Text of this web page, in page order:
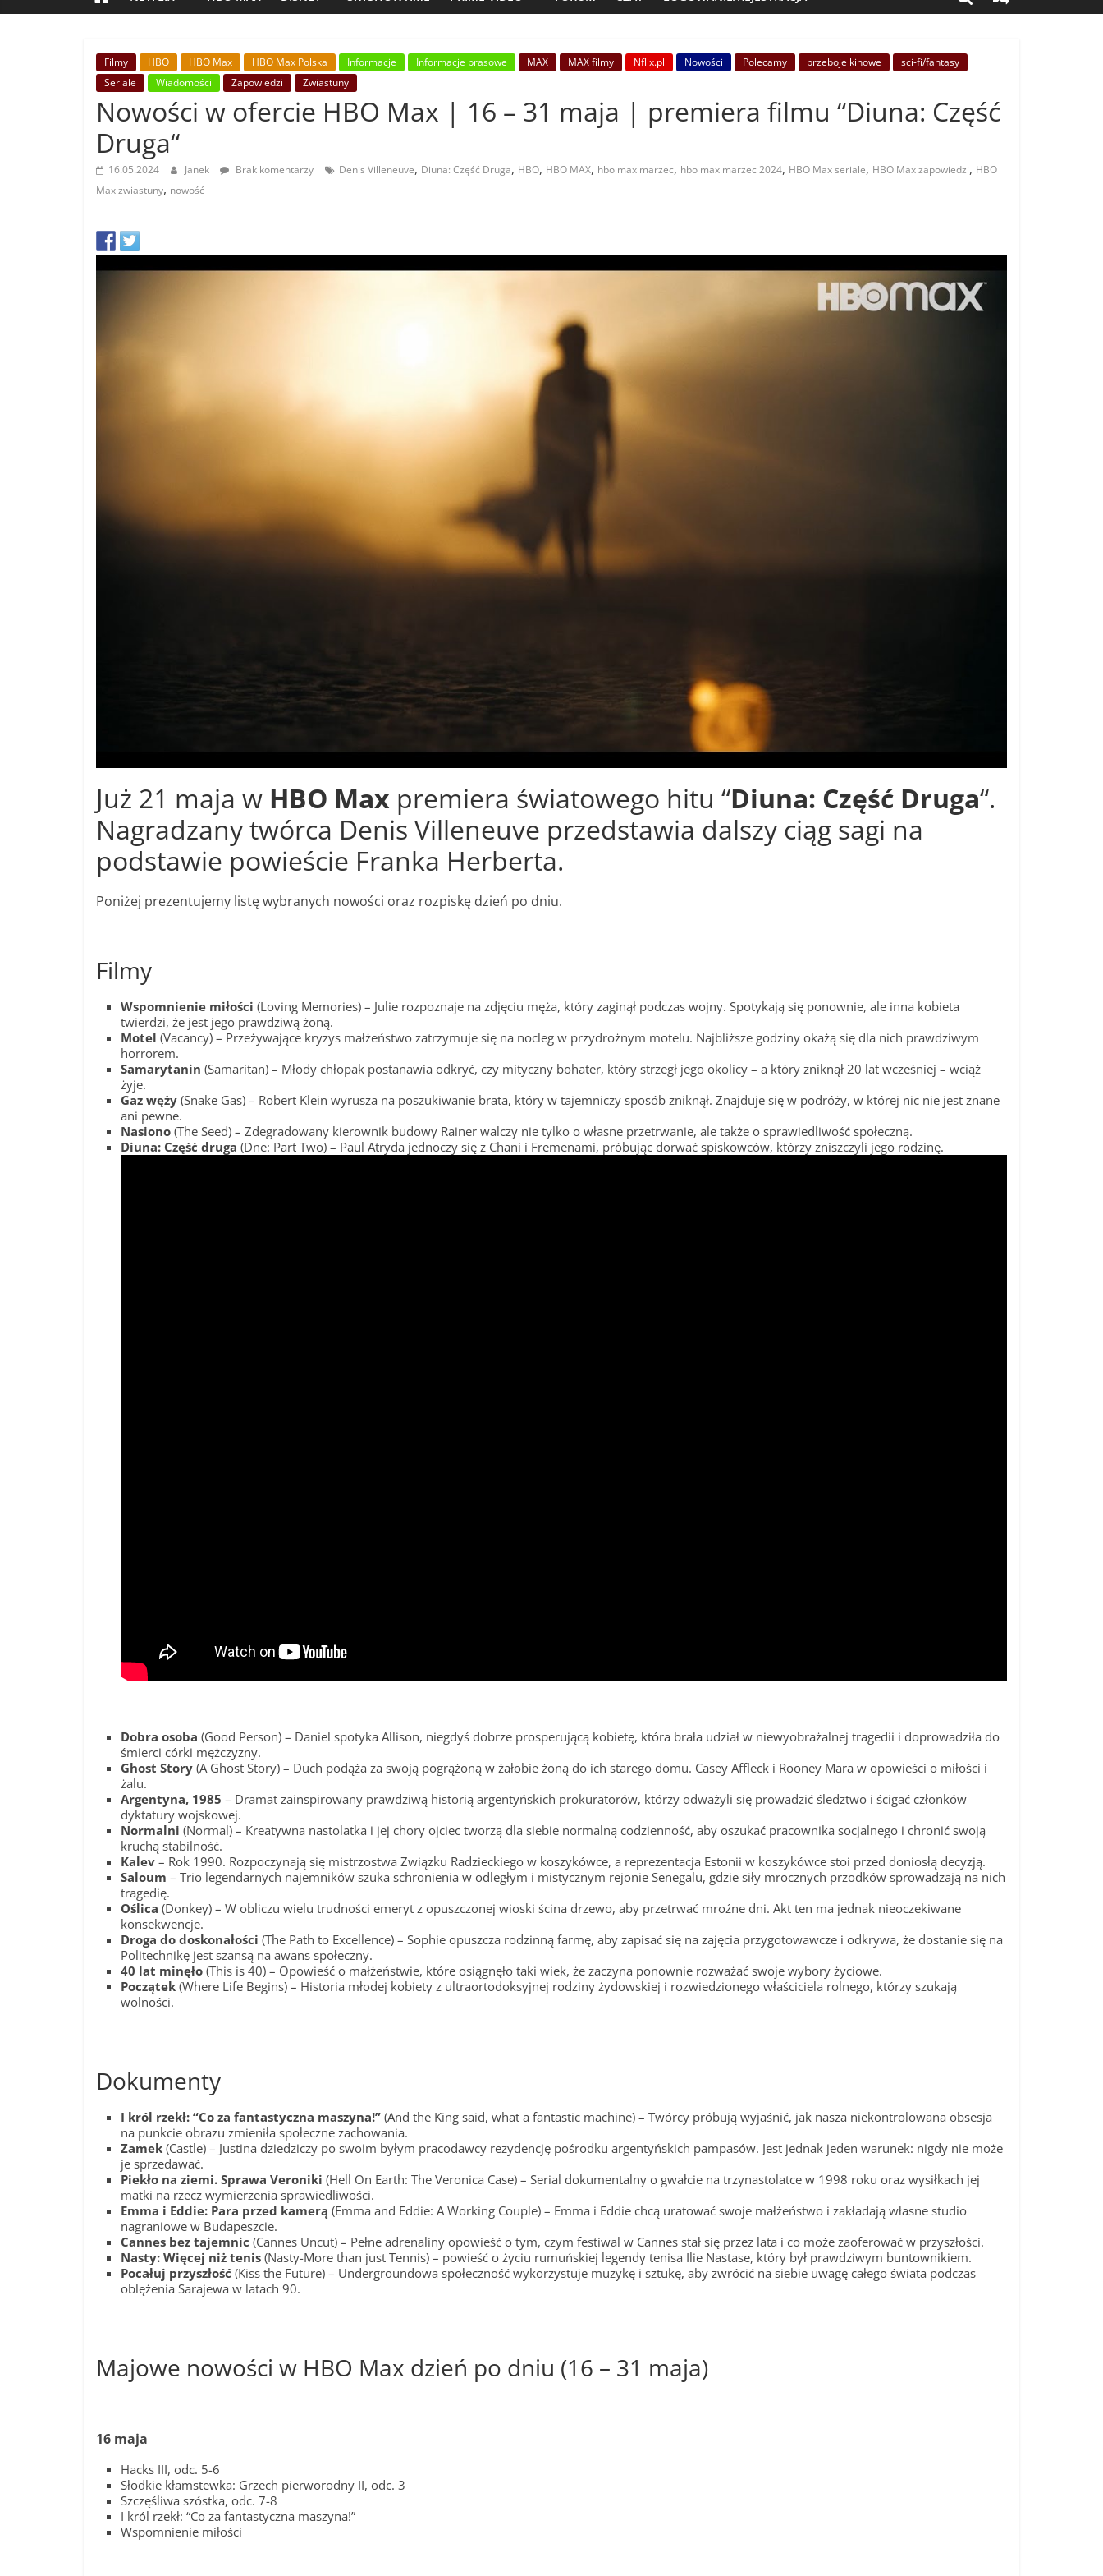
Filmy HBO HBO Max HBO Max Polska Informacje Informacje prasowe MAX MAX filmy Nflix.pl Nowości Polecamy przeboje kinowe
sci-fi/fantasy
Seriale
Wiadomości Zapowiedzi Zwiastuny
Nowości w ofercie HBO Max | 16 – 31 maja | premiera filmu “Diuna: Część
Druga“
16.05.2024 Janek Brak komentarzy Denis Villeneuve, Diuna: Część Druga, HBO, HBO MAX, hbo max marzec, hbo max marzec 2024, HBO Max seriale, HBO Max zapowiedzi, HBO
Max zwiastuny, nowość
Już 21 maja w HBO Max premiera światowego hitu “Diuna: Część Druga“.
Nagradzany twórca Denis Villeneuve przedstawia dalszy ciąg sagi na
podstawie powieście Franka Herberta.
Poniżej prezentujemy listę wybranych nowości oraz rozpiskę dzień po dniu.
Filmy
Wspomnienie miłości (Loving Memories) – Julie rozpoznaje na zdjęciu męża, który zaginął podczas wojny. Spotykają się ponownie, ale inna kobieta
twierdzi, że jest jego prawdziwą żoną.
Motel (Vacancy) – Przeżywające kryzys małżeństwo zatrzymuje się na nocleg w przydrożnym motelu. Najbliższe godziny okażą się dla nich prawdziwym
horrorem.
Samarytanin (Samaritan) – Młody chłopak postanawia odkryć, czy mityczny bohater, który strzegł jego okolicy – a który zniknął 20 lat wcześniej – wciąż
żyje.
Gaz węży (Snake Gas) – Robert Klein wyrusza na poszukiwanie brata, który w tajemniczy sposób zniknął. Znajduje się w podróży, w której nic nie jest znane
ani pewne.
Nasiono (The Seed) – Zdegradowany kierownik budowy Rainer walczy nie tylko o własne przetrwanie, ale także o sprawiedliwość społeczną.
Diuna: Część druga (Dne: Part Two) – Paul Atryda jednoczy się z Chani i Fremenami, próbując dorwać spiskowców, którzy zniszczyli jego rodzinę.
Dobra osoba (Good Person) – Daniel spotyka Allison, niegdyś dobrze prosperującą kobietę, która brała udział w niewyobrażalnej tragedii i doprowadziła do
śmierci córki mężczyzny.
Ghost Story (A Ghost Story) – Duch podąża za swoją pogrążoną w żałobie żoną do ich starego domu. Casey Affleck i Rooney Mara w opowieści o miłości i
żalu.
Argentyna, 1985 – Dramat zainspirowany prawdziwą historią argentyńskich prokuratorów, którzy odważyli się prowadzić śledztwo i ścigać członków
dyktatury wojskowej.
Normalni (Normal) – Kreatywna nastolatka i jej chory ojciec tworzą dla siebie normalną codzienność, aby oszukać pracownika socjalnego i chronić swoją
kruchą stabilność.
Kalev – Rok 1990. Rozpoczynają się mistrzostwa Związku Radzieckiego w koszykówce, a reprezentacja Estonii w koszykówce stoi przed doniosłą decyzją.
Saloum – Trio legendarnych najemników szuka schronienia w odległym i mistycznym rejonie Senegalu, gdzie siły mrocznych przodków sprowadzają na nich
tragedię.
Oślica (Donkey) – W obliczu wielu trudności emeryt z opuszczonej wioski ścina drzewo, aby przetrwać mroźne dni. Akt ten ma jednak nieoczekiwane
konsekwencje.
Droga do doskonałości (The Path to Excellence) – Sophie opuszcza rodzinną farmę, aby zapisać się na zajęcia przygotowawcze i odkrywa, że dostanie się na
Politechnikę jest szansą na awans społeczny.
40 lat minęło (This is 40) – Opowieść o małżeństwie, które osiągnęło taki wiek, że zaczyna ponownie rozważać swoje wybory życiowe.
Początek (Where Life Begins) – Historia młodej kobiety z ultraortodoksyjnej rodziny żydowskiej i rozwiedzionego właściciela rolnego, którzy szukają
wolności.
Dokumenty
I król rzekł: “Co za fantastyczna maszyna!” (And the King said, what a fantastic machine) – Twórcy próbują wyjaśnić, jak nasza niekontrolowana obsesja
na punkcie obrazu zmieniła społeczne zachowania.
Zamek (Castle) – Justina dziedziczy po swoim byłym pracodawcy rezydencję pośrodku argentyńskich pampasów. Jest jednak jeden warunek: nigdy nie może
je sprzedawać.
Piekło na ziemi. Sprawa Veroniki (Hell On Earth: The Veronica Case) – Serial dokumentalny o gwałcie na trzynastolatce w 1998 roku oraz wysiłkach jej
matki na rzecz wymierzenia sprawiedliwości.
Emma i Eddie: Para przed kamerą (Emma and Eddie: A Working Couple) – Emma i Eddie chcą uratować swoje małżeństwo i zakładają własne studio
nagraniowe w Budapeszcie.
Cannes bez tajemnic (Cannes Uncut) – Pełne adrenaliny opowieść o tym, czym festiwal w Cannes stał się przez lata i co może zaoferować w przyszłości.
Nasty: Więcej niż tenis (Nasty-More than just Tennis) – powieść o życiu rumuńskiej legendy tenisa Ilie Nastase, który był prawdziwym buntownikiem.
Pocałuj przyszłość (Kiss the Future) – Undergroundowa społeczność wykorzystuje muzykę i sztukę, aby zwrócić na siebie uwagę całego świata podczas
oblężenia Sarajewa w latach 90.
Majowe nowości w HBO Max dzień po dniu (16 – 31 maja)
16 maja
Hacks III, odc. 5-6
Słodkie kłamstewka: Grzech pierworodny II, odc. 3
Szczęśliwa szóstka, odc. 7-8
I król rzekł: “Co za fantastyczna maszyna!”
Wspomnienie miłości